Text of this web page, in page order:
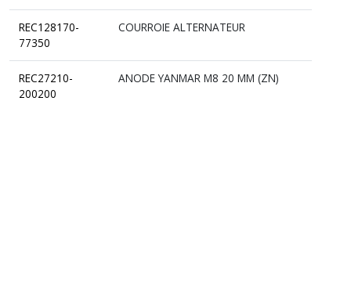
REC128170-
77350
COURROIE ALTERNATEUR
REC27210-
200200
ANODE YANMAR M8 20 MM (ZN)